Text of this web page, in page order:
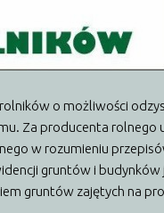
o możliwości
Za producenta
w rozumieniu
gruntów i
gruntów zajętych na